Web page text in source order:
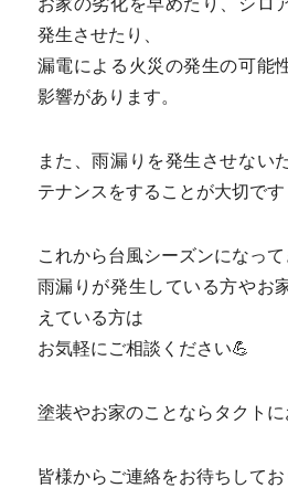
お家の劣化を早めたり、シロ
発生させたり、
漏電による火災の発生の可能
影響があります。
また、雨漏りを発生させない
テナンスをすることが大切です
これから台風シーズンになって
雨漏りが発生している方やお
えている方は
お気軽にご相談ください💪
塗装やお家のことならタクトに
皆様からご連絡をお待ちしてお